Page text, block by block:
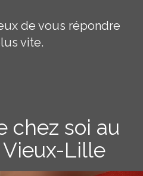
de vous répondre
vite.
chez soi au
Lille